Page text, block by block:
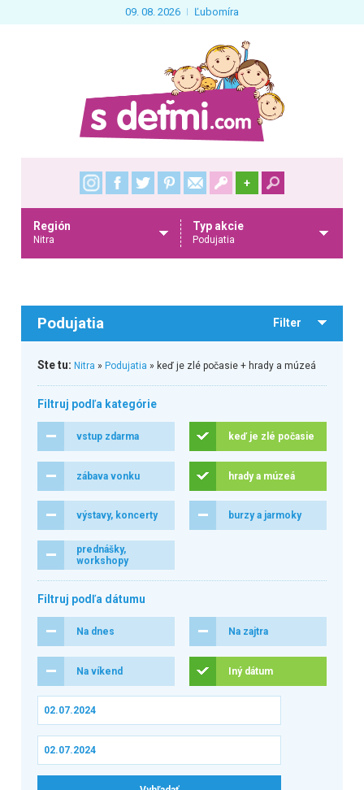
09. 08. 2026 Ľubomíra
+
Región
Nitra
Typ akcie
Podujatia
Podujatia Filter
Ste tu: Nitra » Podujatia » keď je zlé počasie + hrady a múzeá
Filtruj podľa kategórie
vstup zdarma keď je zlé počasie
zábava vonku hrady a múzeá
výstavy, koncerty burzy a jarmoky
prednášky,
workshopy
Filtruj podľa dátumu
Na dnes Na zajtra
Na víkend Iný dátum